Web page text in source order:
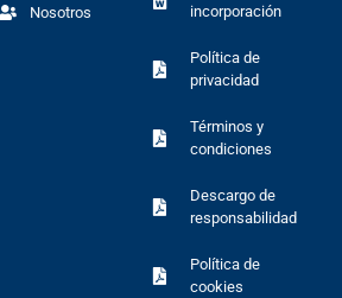
Nosotros
incorporación
Política de
privacidad
Términos y
condiciones
Descargo de
responsabilidad
Política de
cookies